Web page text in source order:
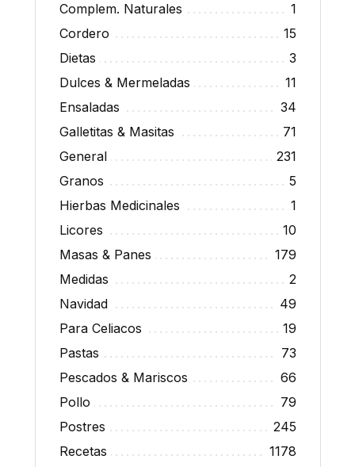
Complem. Naturales
1
Cordero
15
Dietas
3
Dulces & Mermeladas
11
Ensaladas
34
Galletitas & Masitas
71
General
231
Granos
5
Hierbas Medicinales
1
Licores
10
Masas & Panes
179
Medidas
2
Navidad
49
Para Celiacos
19
Pastas
73
Pescados & Mariscos
66
Pollo
79
Postres
245
Recetas
1178